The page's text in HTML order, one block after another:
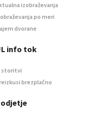
izobraževanja
po meri
dvorane
info tok
storitvi
brezplačno